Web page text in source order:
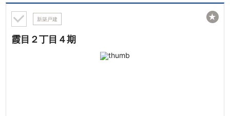
新築戸建
霞目２丁目４期
★